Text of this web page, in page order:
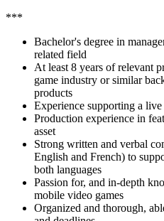
***
Bachelor's degree in
related field
At least 8 years of relevant
game industry or similar
products
Experience supporting a
Production experience in
asset
Strong written and verbal
English and French) to
both languages
Passion for, and in-depth
mobile video games
Organized and thorough,